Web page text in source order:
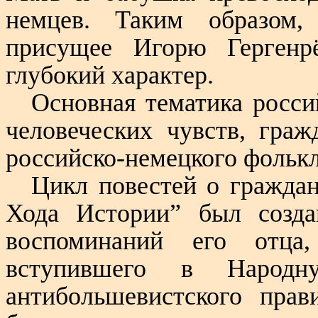
немцев. Таким образом,
присущее Игорю
глубокий характер.
Основная тематика
человеческих чувств,
российско-немецкого
Цикл повестей о
Хода Истории” был
воспоминаний его отца,
вступившего в
антибольшевистского